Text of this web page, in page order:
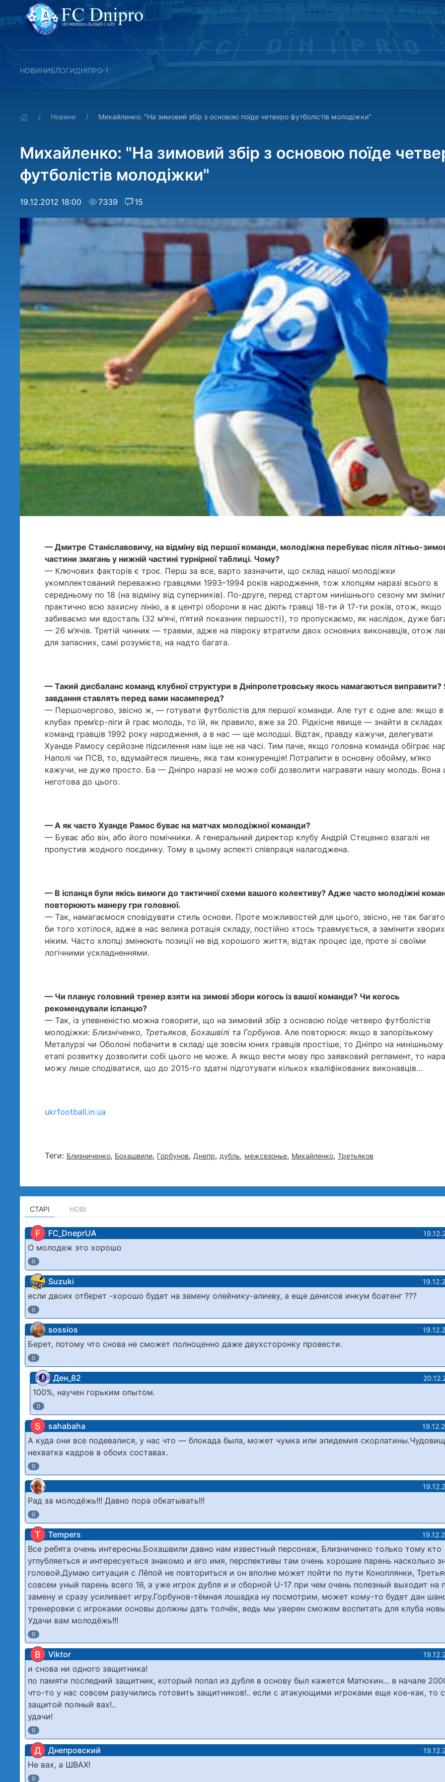
НОВИНИБЛОГИДНІПРО-1
Новини Михайленко: "На зимовий збір з основою поїде четверо футболістів молодіжки"
Михайленко: "На зимовий збір з основою поїде
футболістів молодіжки"
19.12.2012 18:00 7339 15
— Дмитре Станіславовичу, на відміну від першої команди, молодіжна перебуває після літньо-
частини змагань у нижній частині турнірної таблиці. Чому?
— Ключових факторів є троє. Перш за все, варто зазначити, що склад нашої молодіжки
укомплектований переважно гравцями 1993–1994 років народження, тож хлопцям наразі всього в
середньому по 18 (на відміну від суперників). По-друге, перед стартом нинішнього сезону ми
практично всю захисну лінію, а в центрі оборони в нас діють гравці 18-ти й 17-ти років, отож, якщо
забиваємо ми вдосталь (32 м’ячі, п’ятий показник першості), то пропускаємо, як наслідок, дуже
— 26 м’ячів. Третій чинник — травми, адже на півроку втратили двох основних виконавців, отож
для запасних, самі розумієте, на надто багата.
— Такий дисбаланс команд клубної структури в Дніпропетровську якось намагаються виправити?
завдання ставлять перед вами насамперед?
— Першочергово, звісно ж, — готувати футболістів для першої команди. Але тут є одне але: якщо в
клубах прем’єр-ліги й грає молодь, то їй, як правило, вже за 20. Рідкісне явище — знайти в складах
команд гравців 1992 року народження, а в нас — ще молодші. Відтак, правду кажучи, делегувати
Хуанде Рамосу серйозне підсилення нам іще не на часі. Тим паче, якщо головна команда обіграє
Наполі чи ПСВ, то, вдумайтеся лишень, яка там конкуренція! Потрапити в основну обойму, м’яко
кажучи, не дуже просто. Ба — Дніпро наразі не може собі дозволити награвати нашу молодь. Вона
неготова до цього.
— А як часто Хуанде Рамос буває на матчах молодіжної команди?
— Буває або він, або його помічники. А генеральний директор клубу Андрій Стеценко взагалі не
пропустив жодного поєдинку. Тому в цьому аспекті співпраця налагоджена.
— В іспанця були якісь вимоги до тактичної схеми вашого колективу? Адже часто молодіжні
повторюють манеру гри головної.
— Так, намагаємося сповідувати стиль основи. Проте можливостей для цього, звісно, не так
би того хотілося, адже в нас велика ротація складу, постійно хтось травмується, а замінити хворих
ніким. Часто хлопці змінюють позиції не від хорошого життя, відтак процес іде, проте зі своїми
логічними ускладненнями.
— Чи планує головний тренер взяти на зимові збори когось із вашої команди? Чи когось
рекомендували іспанцю?
— Так, із упевненістю можна говорити, що на зимовий збір з основою поїде четверо футболістів
молодіжки: Близніченко, Третьяков, Бохашвілі та Горбунов. Але повторюся: якщо в запорізькому
Металурзі чи Оболоні побачити в складі ще зовсім юних гравців простіше, то Дніпро на нинішньому
етапі розвитку дозволити собі цього не може. А якщо вести мову про заявковий регламент, то
можу лише сподіватися, що до 2015-го здатні підготувати кількох кваліфікованих виконавців…
ukrfootball.in.ua
Теги: Близниченко, Бохашвили, Горбунов, Днепр, дубль, межсезонье, Михайленко, Третьяков
СТАРІ НОВІ
F FC_DneprUA
О молодеж это хорошо
0
Suzuki
если двоих отберет -хорошо будет на замену олейнику-алиеву, а еще денисов инкум боатенг ???
0
sossios
Берет, потому что снова не сможет полноценно даже двухсторонку провести.
0
Ден_82
100%, научен горьким опытом.
0
S sahabaha
А куда они все подевалися, у нас что — блокада была, может чумка или эпидемия
нехватка кадров в обоих составах.
0
Рад за молодёжь!!! Давно пора обкатывать!!!
0
T Tempers
Все ребята очень интересны.Бохашвили давно нам известный персонаж, Близниченко только тому кто
углубляеться и интересуеться знакомо и его имя, перспективы там очень хорошие парень насколько
головой.Думаю ситуация с Лёпой не повториться и он вполне может пойти по пути Коноплянки,
совсем уный парень всего 16, а уже игрок дубля и и сборной U-17 при чем очень полезный выходит на
замену и сразу усиливает игру.Горбунов-тёмная лошадка ну посмотрим, может кому-то будет дан
тренеровки с игроками основы должны дать толчёк, ведь мы уверен сможем воспитать для клуба
Удачи вам молодёжь!!!
0
В Viktor
и снова ни одного защитника!
по памяти последний защитник, который попал из дубля в основу был кажется Матюхин… в начале
что-то у нас совсем разучились готовить защитников!.. если с атакующими игроками еще кое-как, то с
защитой полный вах!..
удачи!
0
Д Днепровский
Не вах, а ШВАХ!
0